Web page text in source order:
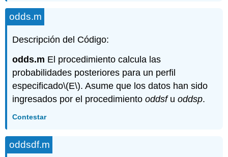
odds.m
Descripción del Código:
odds.m El procedimiento calcula las
probabilidades posteriores para un perfil
especificado\(E\). Asume que los datos han sido
ingresados por el procedimientooddsfuoddsp.
Contestar
oddsdf.m